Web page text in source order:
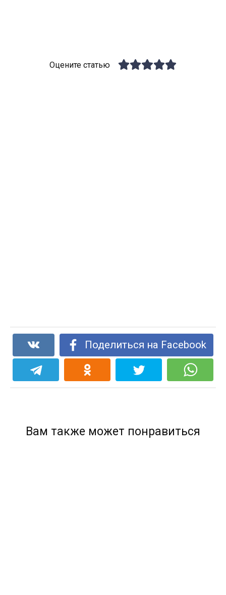
Оцените статью
Поделиться на Facebook
Вам также может понравиться